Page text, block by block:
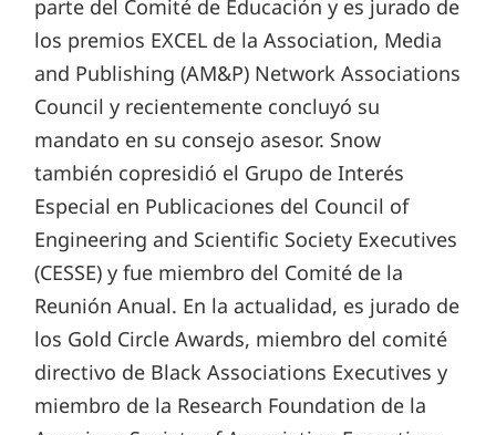
parte del Comité de Educación y es jurado de
los premios EXCEL de la Association, Media
and Publishing (AM&P) Network Associations
Council y recientemente concluyó su
mandato en su consejo asesor. Snow
también copresidió el Grupo de Interés
Especial en Publicaciones del Council of
Engineering and Scientific Society Executives
(CESSE) y fue miembro del Comité de la
Reunión Anual. En la actualidad, es jurado de
los Gold Circle Awards, miembro del comité
directivo de Black Associations Executives y
miembro de la Research Foundation de la